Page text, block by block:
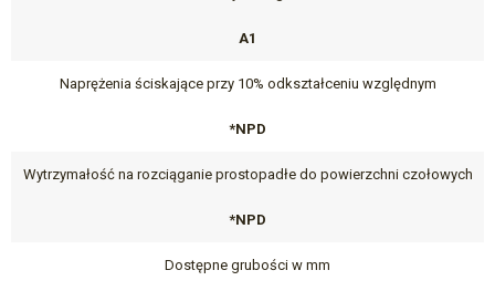
A1
Naprężenia ściskające przy 10% odkształceniu względnym
*NPD
Wytrzymałość na rozciąganie prostopadłe do powierzchni czołowych
*NPD
Dostępne grubości w mm